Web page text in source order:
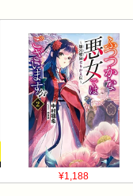
¥1,188